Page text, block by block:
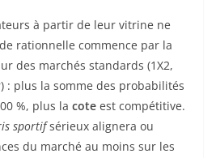
à partir de leur vitrine ne
rationnelle commence par la
des marchés standards (1X2,
: plus la somme des probabilités
%, plus la cote est compétitive.
sportifsérieux alignera ou
du marché au moins sur les